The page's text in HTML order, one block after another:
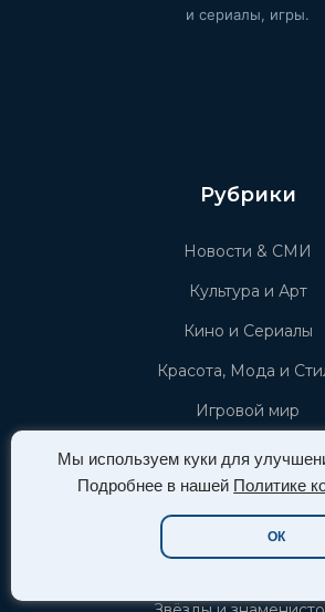
Мы используем куки для
Подробнее в нашей Политике
ОК
и сериалы, игры.
Рубрики
Новости & СМИ
Культура и Арт
Кино и Сериалы
Красота, Мода и
Игровой мир
Тёмное искусство
Пышные формы (plus-